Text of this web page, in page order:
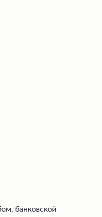
банковской